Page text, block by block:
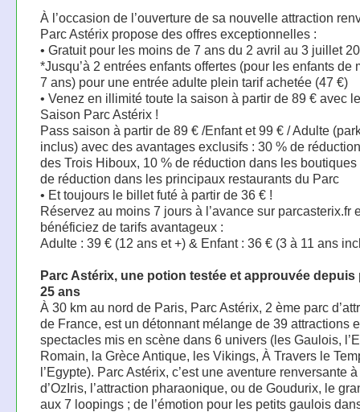
À l’occasion de l’ouverture de sa nouvelle attraction
Parc Astérix propose des offres exceptionnelles :
• Gratuit pour les moins de 7 ans du 2 avril au 3 juillet
*Jusqu’à 2 entrées enfants offertes (pour les enfants de
7 ans) pour une entrée adulte plein tarif achetée (47 €)
• Venez en illimité toute la saison à partir de 89 € avec
Saison Parc Astérix !
Pass saison à partir de 89 € /Enfant et 99 € / Adulte
inclus) avec des avantages exclusifs : 30 % de
des Trois Hiboux, 10 % de réduction dans les boutiques
de réduction dans les principaux restaurants du Parc
• Et toujours le billet futé à partir de 36 € !
Réservez au moins 7 jours à l’avance sur parcasterix.fr
bénéficiez de tarifs avantageux :
Adulte : 39 € (12 ans et +) & Enfant : 36 € (3 à 11 ans
Parc Astérix, une potion testée et approuvée depuis
25 ans
À 30 km au nord de Paris, Parc Astérix, 2 ème parc
de France, est un détonnant mélange de 39 attractions
spectacles mis en scène dans 6 univers (les Gaulois,
Romain, la Grèce Antique, les Vikings, À Travers le
l’Egypte). Parc Astérix, c’est une aventure renversante
d’OzIris, l’attraction pharaonique, ou de Goudurix, le
aux 7 loopings ; de l’émotion pour les petits gaulois